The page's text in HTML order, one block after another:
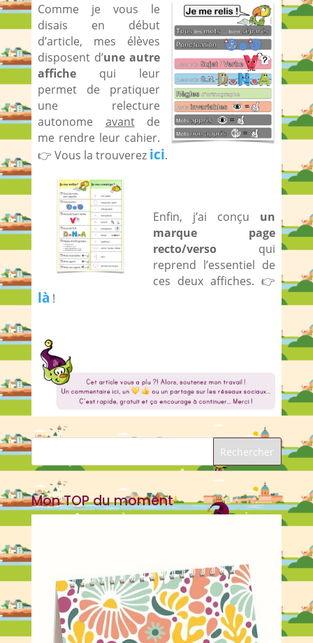
Comme je vous le
disais en début
d’article, mes élèves
disposent d’une autre
affichequi leur
permet de pratiquer
une relecture
autonome avantde
me rendre leur cahier.
👉 Vous la trouverez ici.
Enfin, j’ai conçu un
marque page
recto/versoqui
reprend l’essentiel de
ces deux affiches. 👉
là !
Mon TOP du moment